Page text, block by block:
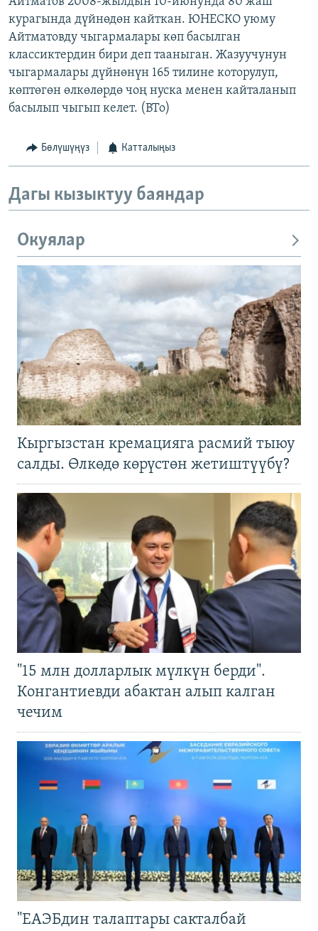
курагында дүйнөдөн кайткан. ЮНЕСКО уюму
Айтматовду чыгармалары көп басылган
классиктердин бири деп тааныган. Жазуучунун
чыгармалары дүйнөнүн 165 тилине которулуп,
көптөгөн өлкөлөрдө чоң нуска менен кайталанып
басылып чыгып келет. (BTo)
Бөлүшүңүз Катталыңыз
Дагы кызыктуу баяндар
Окуялар
Кыргызстан кремацияга расмий тыюу
салды. Өлкөдө көрүстөн жетиштүүбү?
"15 млн долларлык мүлкүн берди".
Конгантиевди абактан алып калган
чечим
"ЕАЭБдин талаптары сакталбай